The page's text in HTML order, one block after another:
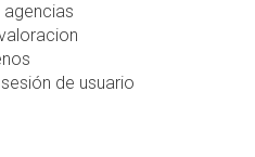
agencias
de usuario